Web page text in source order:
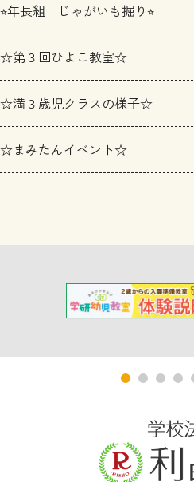
⭐︎年長組 じゃがいも掘り⭐︎
☆第３回ひよこ教室☆
☆満３歳児クラスの様子☆
☆まみたんイベント☆